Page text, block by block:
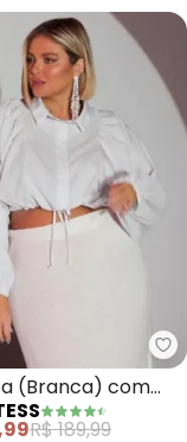
(Burgundy)
(Branca) com
R$ 189,99